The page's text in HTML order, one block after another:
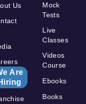
Us
Are
Mock
Tests
Live
Classes
Videos
Course
Ebooks
Books